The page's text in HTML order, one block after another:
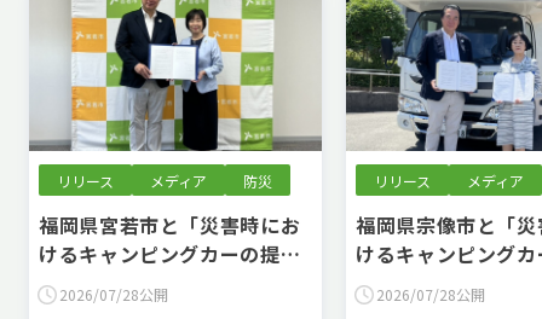
メディア 防災
市と「災害時にお
ピングカーの提供
定」を締結しまし
公開
リリース メディア 防災
福岡県宗像市と「災害時にお
けるキャンピングカーの提供
に関する協定」を締結しまし
2026/07/28公開